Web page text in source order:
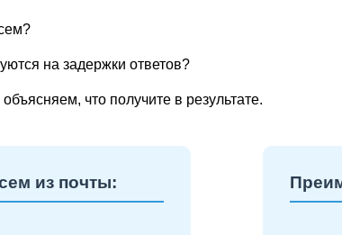
на задержки ответов?
что получите в результате.
из почты: